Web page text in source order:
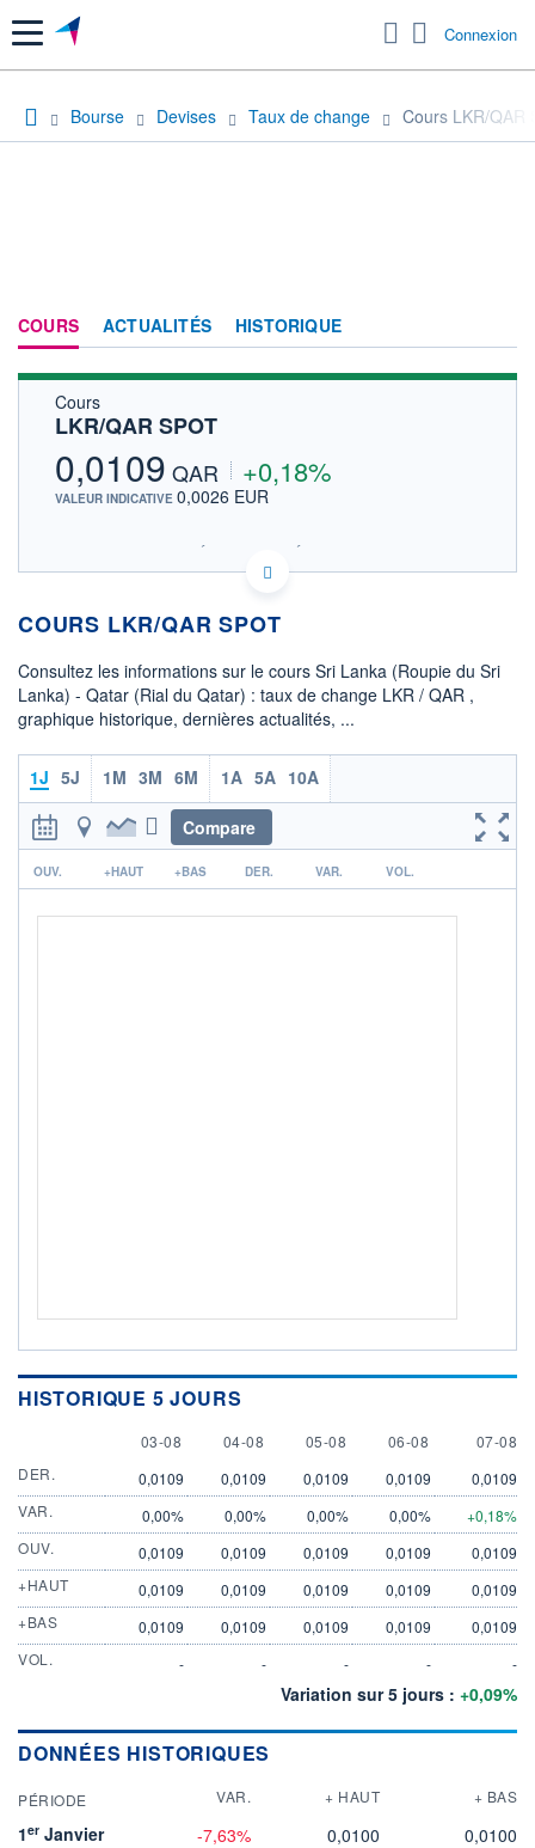
Menu Connexion
Bourse Devises Taux de change Cours LKR/QAR
COURS ACTUALITÉS HISTORIQUE
Cours
LKR/QAR SPOT
0,0109 QAR +0,18%
VALEUR INDICATIVE 0,0026 EUR
SIX - FOREX 2 DONNÉES TEMPS RÉEL
Politique d'exécution
0,01088
0,01090
OUVERTURE
0,0109
CLÔTURE VEILLE
0,0109 0,0109
COTATION SPÉCIFIQUE
COURS LKR/QAR SPOT
Consultez les informations sur le cours Sri Lanka (Roupie du Sri
Lanka) - Qatar (Rial du Qatar) : taux de change LKR / QAR ,
graphique historique, dernières actualités, ...
1J 5J 1M 3M 6M 1A 5A 10A
Compare
r
OUV. +HAUT +BAS DER. VAR. VOL.
HISTORIQUE 5 JOURS
3 AUGUST
03-08 4 AUGUST
04-08 5 AUGUST
05-08 6 AUGUST
06-08 7
07-08
DER.
0,0109 0,0109 0,0109 0,0109
0,0109
VAR.
0,00% 0,00% 0,00% 0,00%
+0,18%
OUV.
0,0109 0,0109 0,0109 0,0109
0,0109
+HAUT
0,0109 0,0109 0,0109 0,0109
0,0109
+BAS
0,0109 0,0109 0,0109 0,0109
0,0109
VOL.
- - - - -
Variation sur 5 jours : +0,09%
DONNÉES HISTORIQUES
PÉRIODE VAR. + HAUT + BAS
1er Janvier -7,63% 0,0100
0,0100